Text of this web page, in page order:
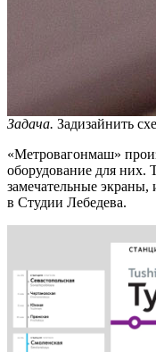
Задача. Задизайнить
«Метровагонмаш»
оборудование для них.
замечательные экраны,
в Студии Лебедева.